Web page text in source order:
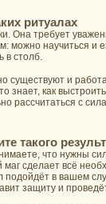
ритуалах
Она требует
можно научиться и
в столб.
существуют и
знает, как
рассчитаться с
такого
что нужны
сделает всё
подойдёт в вашем
защиту и